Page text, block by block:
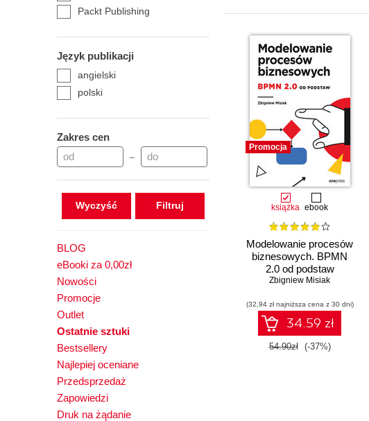
Packt Publishing
Język publikacji
angielski
polski
Zakres cen
–
Wyczyść
BLOG
eBooki za 0,00zł
Nowości
Promocje
Outlet
Ostatnie sztuki
Bestsellery
Najlepiej oceniane
Przedsprzedaż
Zapowiedzi
Druk na żądanie
Promocja
książka ebook
Modelowanie procesów
biznesowych. BPMN
2.0 od podstaw
Zbigniew Misiak
(32,94 zł najniższa cena z 30 dni)
34.59 zł
54.90zł (-37%)